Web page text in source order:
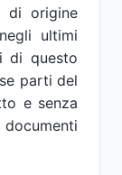
di origine
ultimi
di questo
parti del
e senza